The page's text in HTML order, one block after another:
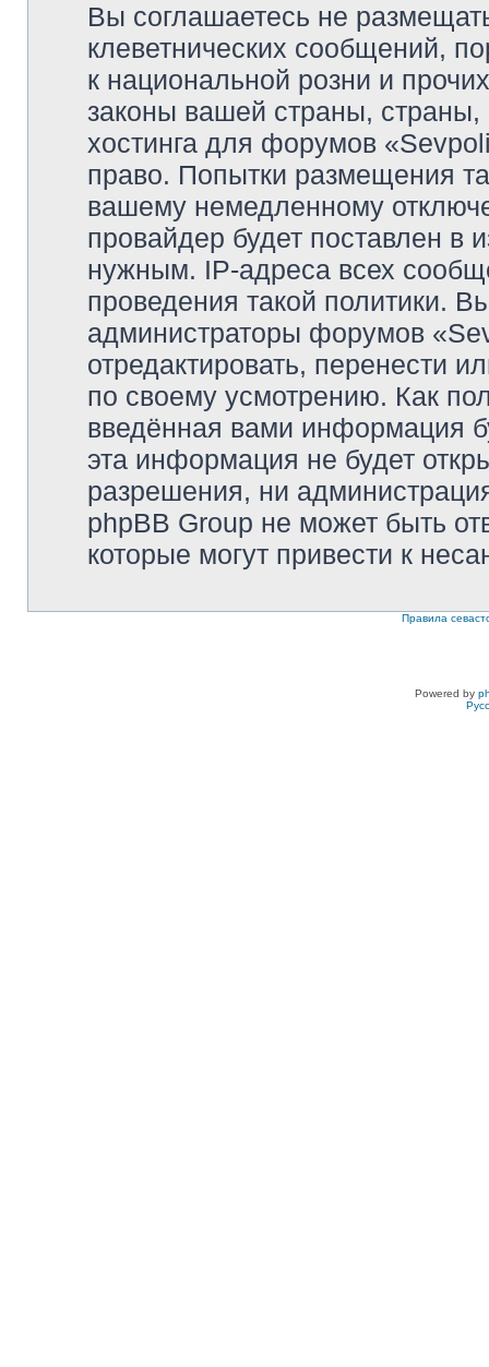
Вы соглашаетесь не
клеветнических сообщений,
к национальной розни и
законы вашей страны, страны,
хостинга для форумов
право. Попытки размещения
вашему немедленному
провайдер будет поставлен в
нужным. IP-адреса всех
проведения такой политики.
администраторы форумов
отредактировать, перенести
по своему усмотрению. Как
введённая вами информация
эта информация не будет
разрешения, ни
phpBB Group не может быть
которые могут привести к
Правила
Powered by